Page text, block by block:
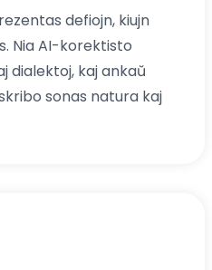
defiojn, kiujn
Nia AI-korektisto
dialektoj, kaj ankaŭ
sonas natura kaj